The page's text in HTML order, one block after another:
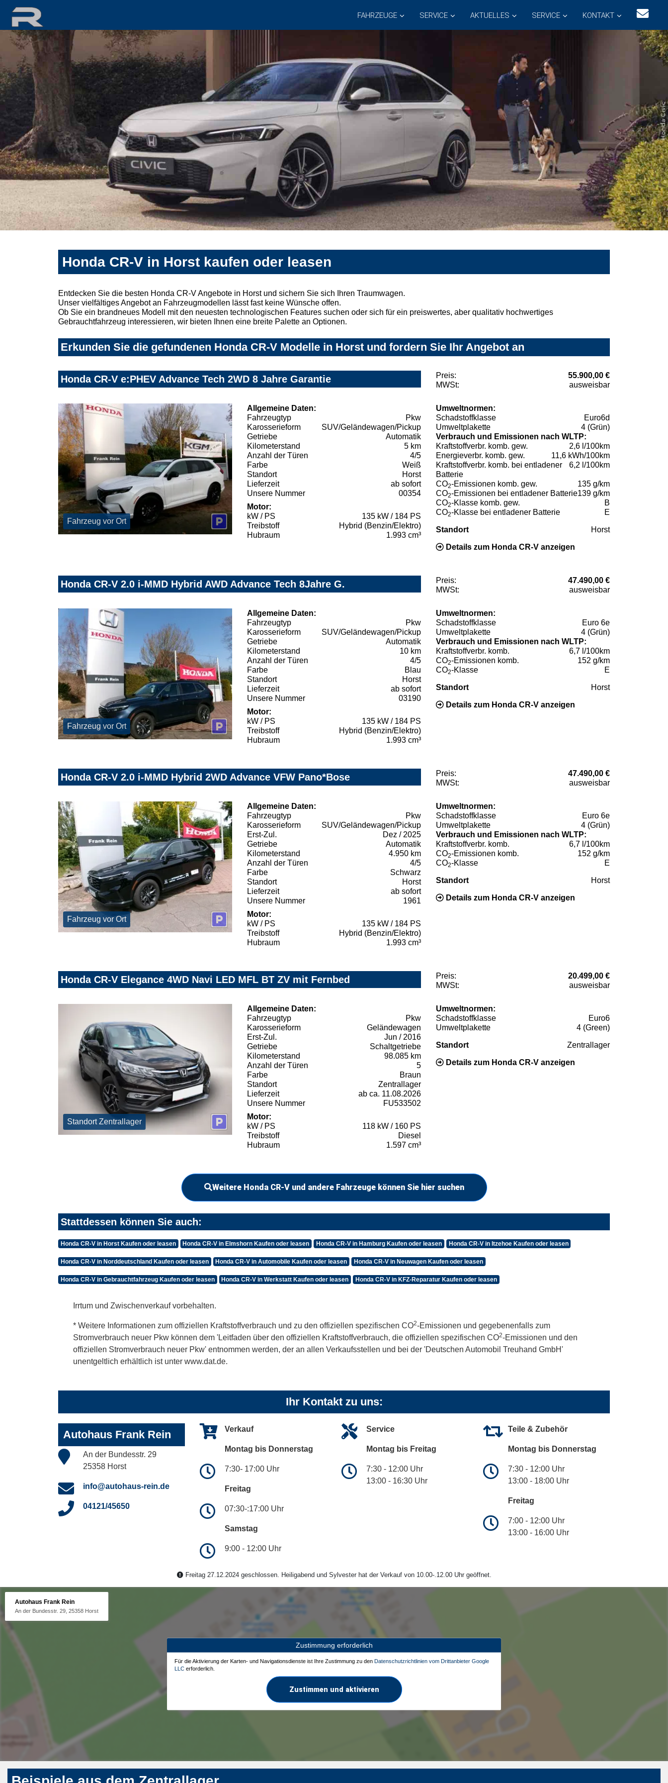
FAHRZEUGE SERVICE AKTUELLES SERVICE KONTAKT
Honda CR-V in Horst kaufen oder leasen
Entdecken Sie die besten Honda CR-V Angebote in Horst und sichern Sie sich Ihren Traumwagen.
Unser vielfältiges Angebot an Fahrzeugmodellen lässt fast keine Wünsche offen.
Ob Sie ein brandneues Modell mit den neuesten technologischen Features suchen oder sich für ein preiswertes, aber qualitativ hochwertiges
Gebrauchtfahrzeug interessieren, wir bieten Ihnen eine breite Palette an Optionen.
Erkunden Sie die gefundenen Honda CR-V Modelle in Horst und fordern Sie Ihr Angebot an
Honda CR-V e:PHEV Advance Tech 2WD 8 Jahre Garantie Preis:
55.900,00 €
MWSt:
ausweisbar
Fahrzeug vor Ort
Allgemeine Daten:
Fahrzeugtyp
Pkw
Karosserieform
SUV/Geländewagen/Pickup
Getriebe
Automatik
Kilometerstand
5 km
Anzahl der Türen
4/5
Farbe
Weiß
Standort
Horst
Lieferzeit
ab sofort
Unsere Nummer
00354
Motor:
kW / PS
135 kW / 184 PS
Treibstoff
Hybrid (Benzin/Elektro)
Hubraum
1.993 cm³
Umweltnormen:
Schadstoffklasse
Euro6d
Umweltplakette
4 (Grün)
Verbrauch und Emissionen nach WLTP:
Kraftstoffverbr. komb. gew.
2,6 l/100km
Energieverbr. komb. gew.
11,6 kWh/100km
Kraftstoffverbr. komb. bei entladener
Batterie
6,2 l/100km
CO2-Emissionen komb. gew.
135 g/km
CO2-Emissionen bei entladener Batterie139 g/km
CO2-Klasse komb. gew.
B
CO2-Klasse bei entladener Batterie E
Standort Horst
Details zum Honda CR-V anzeigen
Honda CR-V 2.0 i-MMD Hybrid AWD Advance Tech 8Jahre G. Preis:
47.490,00 €
MWSt:
ausweisbar
Fahrzeug vor Ort
Allgemeine Daten:
Fahrzeugtyp
Pkw
Karosserieform
SUV/Geländewagen/Pickup
Getriebe
Automatik
Kilometerstand
10 km
Anzahl der Türen
4/5
Farbe
Blau
Standort
Horst
Lieferzeit
ab sofort
Unsere Nummer
03190
Motor:
kW / PS
135 kW / 184 PS
Treibstoff
Hybrid (Benzin/Elektro)
Hubraum
1.993 cm³
Umweltnormen:
Schadstoffklasse
Euro 6e
Umweltplakette
4 (Grün)
Verbrauch und Emissionen nach WLTP:
Kraftstoffverbr. komb.
6,7 l/100km
CO2-Emissionen komb.
152 g/km
CO2-Klasse E
Standort Horst
Details zum Honda CR-V anzeigen
Honda CR-V 2.0 i-MMD Hybrid 2WD Advance VFW Pano*Bose Preis:
47.490,00 €
MWSt:
ausweisbar
Fahrzeug vor Ort
Allgemeine Daten:
Fahrzeugtyp
Pkw
Karosserieform
SUV/Geländewagen/Pickup
Erst-Zul.
Dez / 2025
Getriebe
Automatik
Kilometerstand
4.950 km
Anzahl der Türen
4/5
Farbe
Schwarz
Standort
Horst
Lieferzeit
ab sofort
Unsere Nummer
1961
Motor:
kW / PS
135 kW / 184 PS
Treibstoff
Hybrid (Benzin/Elektro)
Hubraum
1.993 cm³
Umweltnormen:
Schadstoffklasse
Euro 6e
Umweltplakette
4 (Grün)
Verbrauch und Emissionen nach WLTP:
Kraftstoffverbr. komb.
6,7 l/100km
CO2-Emissionen komb.
152 g/km
CO2-Klasse E
Standort Horst
Details zum Honda CR-V anzeigen
Honda CR-V Elegance 4WD Navi LED MFL BT ZV mit Fernbed Preis:
20.499,00 €
MWSt:
ausweisbar
Standort Zentrallager
Allgemeine Daten:
Fahrzeugtyp
Pkw
Karosserieform
Geländewagen
Erst-Zul.
Jun / 2016
Getriebe
Schaltgetriebe
Kilometerstand
98.085 km
Anzahl der Türen
5
Farbe
Braun
Standort
Zentrallager
Lieferzeit
ab ca. 11.08.2026
Unsere Nummer
FU533502
Motor:
kW / PS
118 kW / 160 PS
Treibstoff
Diesel
Hubraum
1.597 cm³
Umweltnormen:
Schadstoffklasse
Euro6
Umweltplakette
4 (Green)
Standort Zentrallager
Details zum Honda CR-V anzeigen
Weitere Honda CR-V und andere Fahrzeuge können Sie hier suchen
Stattdessen können Sie auch:
Honda CR-V in Horst Kaufen oder leasen Honda CR-V in Elmshorn Kaufen oder leasen Honda CR-V in Hamburg Kaufen oder leasen Honda CR-V in Itzehoe Kaufen oder leasen
Honda CR-V in Norddeutschland Kaufen oder leasen Honda CR-V in Automobile Kaufen oder leasen Honda CR-V in Neuwagen Kaufen oder leasen
Honda CR-V in Gebrauchtfahrzeug Kaufen oder leasen Honda CR-V in Werkstatt Kaufen oder leasen Honda CR-V in KFZ-Reparatur Kaufen oder leasen
Irrtum und Zwischenverkauf vorbehalten.
* Weitere Informationen zum offiziellen Kraftstoffverbrauch und zu den offiziellen spezifischen CO2-Emissionen und gegebenenfalls zum
Stromverbrauch neuer Pkw können dem 'Leitfaden über den offiziellen Kraftstoffverbrauch, die offiziellen spezifischen CO2-Emissionen und den
offiziellen Stromverbrauch neuer Pkw' entnommen werden, der an allen Verkaufsstellen und bei der 'Deutschen Automobil Treuhand GmbH'
unentgeltlich erhältlich ist unter www.dat.de.
Ihr Kontakt zu uns:
Autohaus Frank Rein
An der Bundesstr. 29
25358 Horst
info@autohaus-rein.de
04121/45650
Verkauf
Montag bis Donnerstag
7:30- 17:00 Uhr
Freitag
07:30-:17:00 Uhr
Samstag
9:00 - 12:00 Uhr
Service
Montag bis Freitag
7:30 - 12:00 Uhr
13:00 - 16:30 Uhr
Teile & Zubehör
Montag bis Donnerstag
7:30 - 12:00 Uhr
13:00 - 18:00 Uhr
Freitag
7:00 - 12:00 Uhr
13:00 - 16:00 Uhr
Freitag 27.12.2024 geschlossen. Heiligabend und Sylvester hat der Verkauf von 10.00-.12.00 Uhr geöffnet.
Autohaus Frank Rein
An der Bundesstr. 29, 25358 Horst
Zustimmung erforderlich
Für die Aktivierung der Karten- und Navigationsdienste ist Ihre Zustimmung zu den Datenschutzrichtlinien vom Drittanbieter Google
LLC erforderlich.
Zustimmen und aktivieren